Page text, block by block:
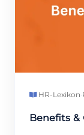
HR-Lexikon·
Benefits &